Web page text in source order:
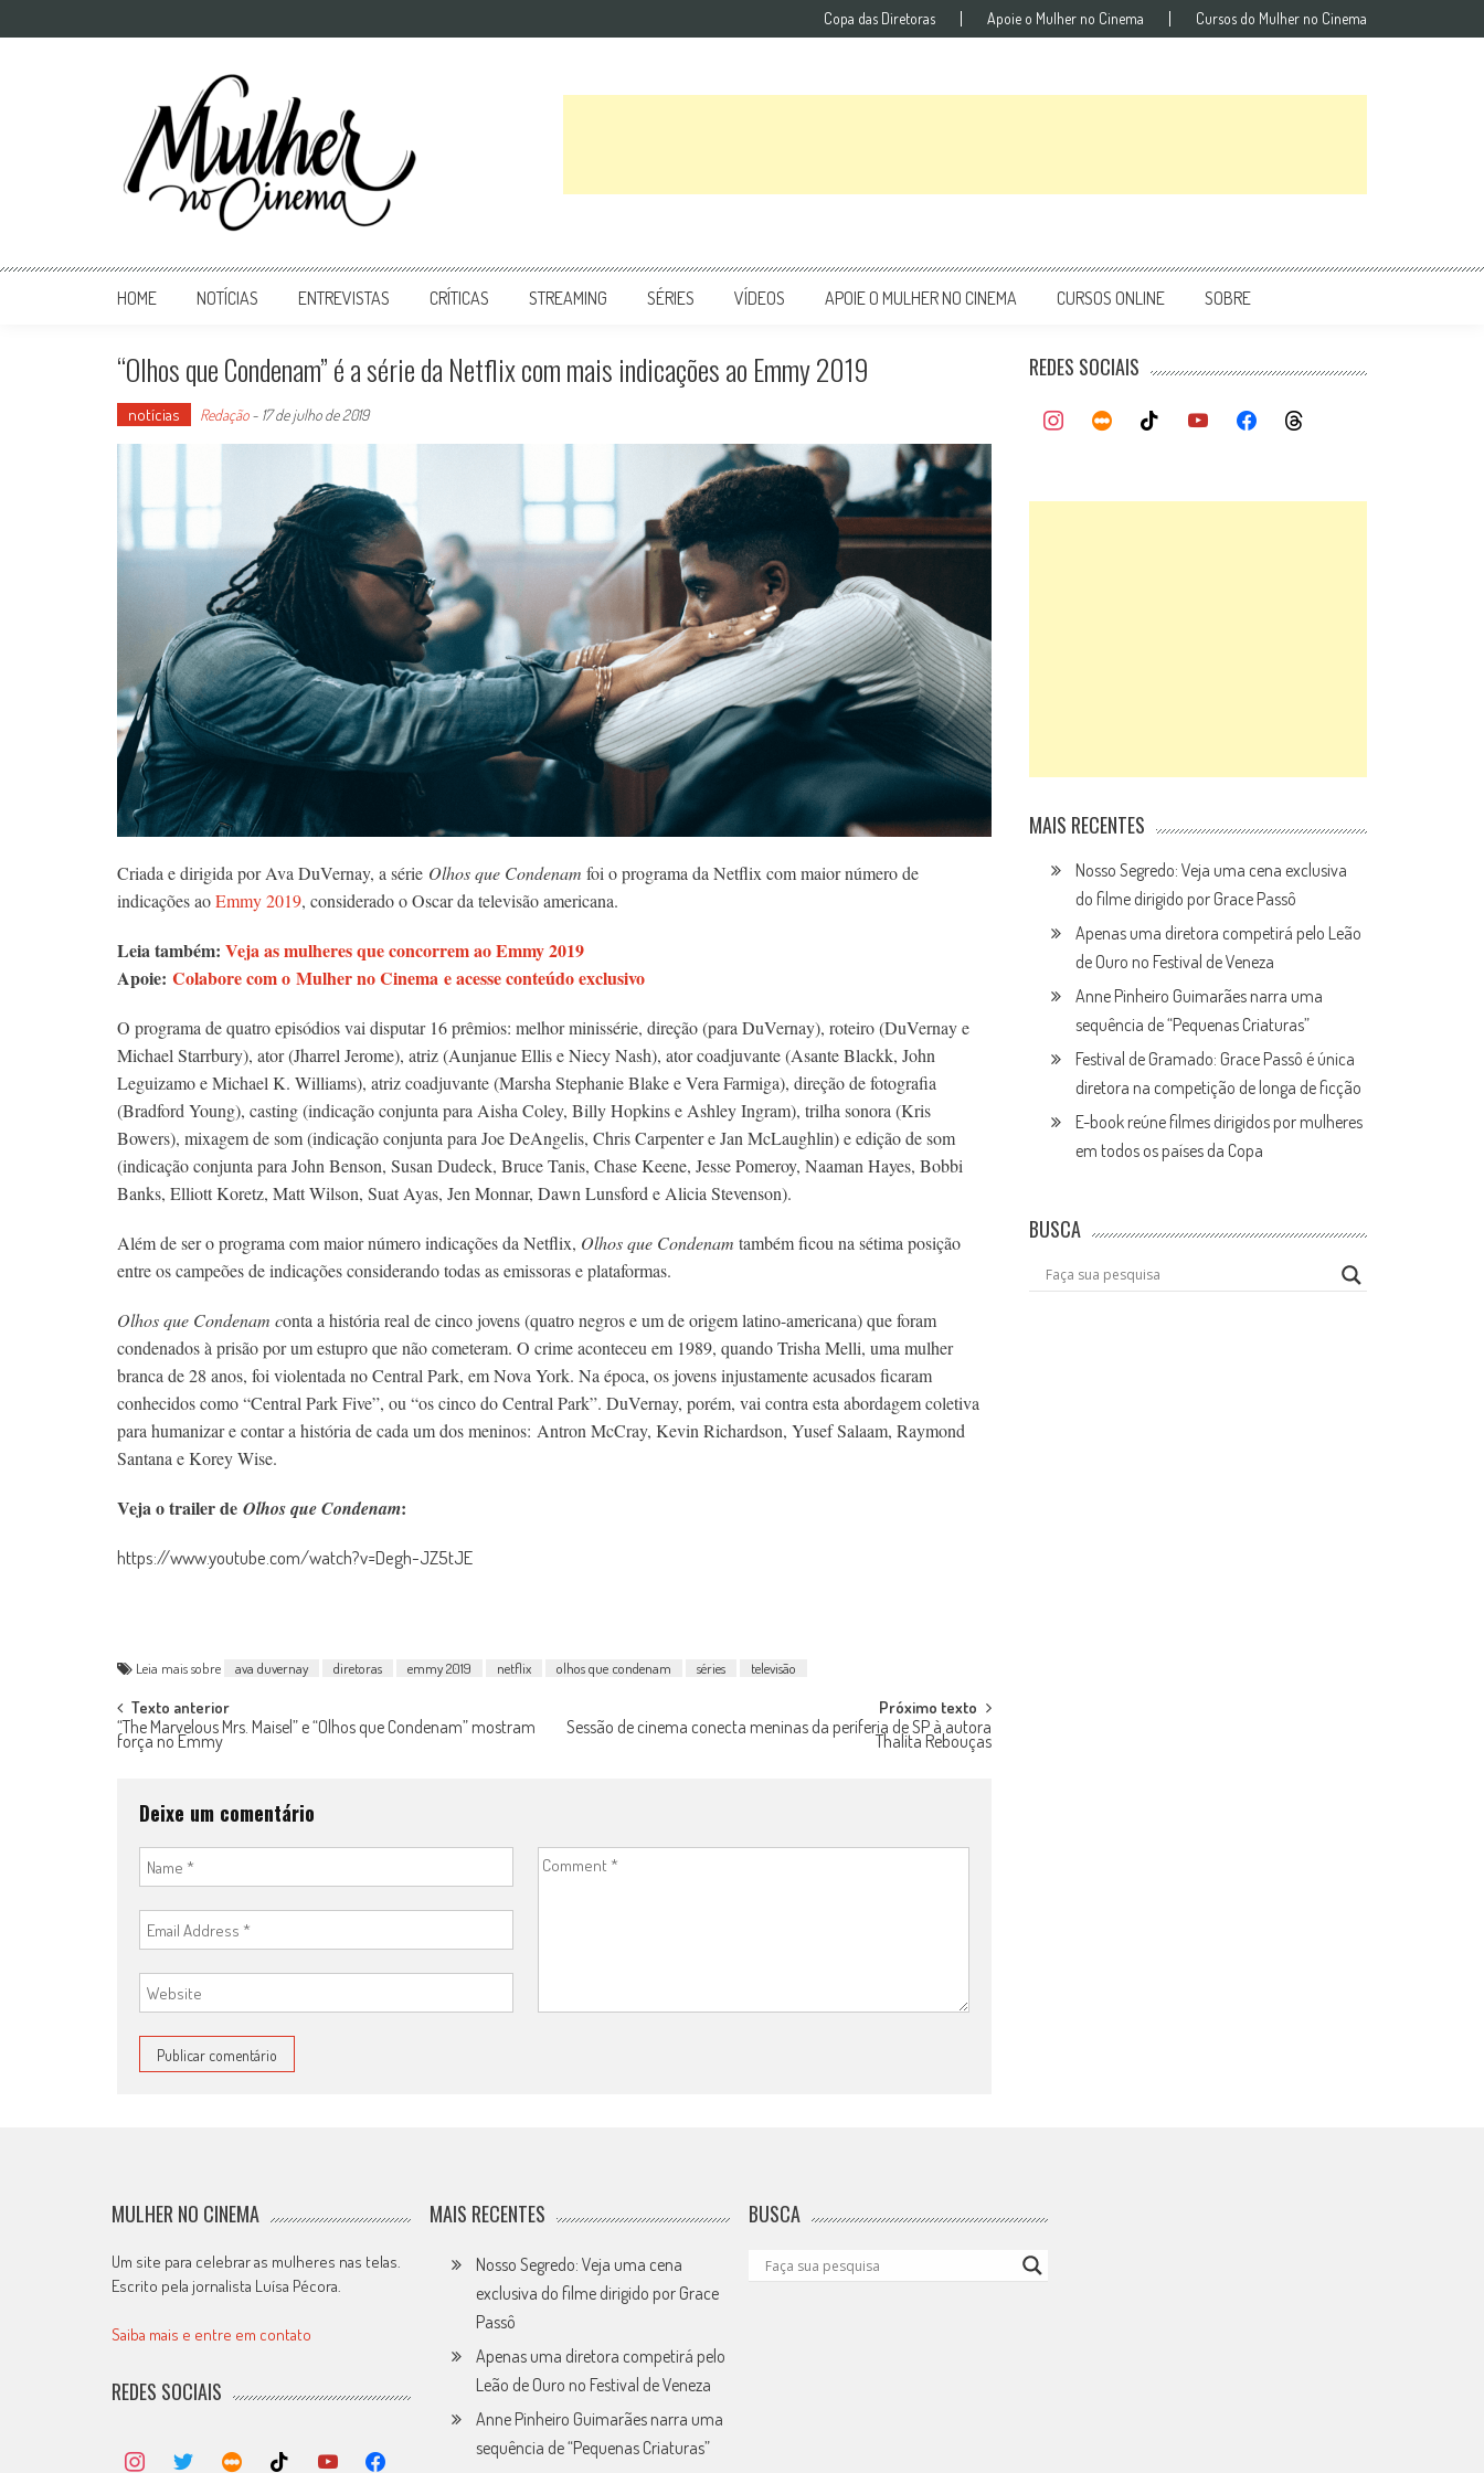
Copa das Diretoras Apoie o Mulher no Cinema Cursos do Mulher no Cinema
Mulher no Cinema
HOME NOTÍCIAS ENTREVISTAS CRÍTICAS STREAMING SÉRIES VÍDEOS APOIE O MULHER NO CINEMA CURSOS ONLINE SOBRE
“Olhos que Condenam” é a série da Netflix com mais indicações ao Emmy 2019
notícias Redação- 17 de julho de 2019
Criada e dirigida por Ava DuVernay, a série Olhos que Condenam foi o programa da Netflix com maior número de
indicações aoEmmy 2019, considerado o Oscar da televisão americana.
Leia também: Veja as mulheres que concorrem ao Emmy 2019
Apoie: Colabore com o Mulher no Cinema e acesse conteúdo exclusivo
O programa de quatro episódios vai disputar 16 prêmios: melhor minissérie, direção (para DuVernay), roteiro (DuVernay e
Michael Starrbury), ator (Jharrel Jerome), atriz (Aunjanue Ellis e Niecy Nash), ator coadjuvante (Asante Blackk, John
Leguizamo e Michael K. Williams), atriz coadjuvante (Marsha Stephanie Blake e Vera Farmiga), direção de fotografia
(Bradford Young), casting (indicação conjunta para Aisha Coley, Billy Hopkins e Ashley Ingram), trilha sonora (Kris
Bowers), mixagem de som (indicação conjunta para Joe DeAngelis, Chris Carpenter e Jan McLaughlin) e edição de som
(indicação conjunta para John Benson, Susan Dudeck, Bruce Tanis, Chase Keene, Jesse Pomeroy, Naaman Hayes, Bobbi
Banks, Elliott Koretz, Matt Wilson, Suat Ayas, Jen Monnar, Dawn Lunsford e Alicia Stevenson).
Além de ser o programa com maior número indicações da Netflix, Olhos que Condenam também ficou na sétima posição
entre os campeões de indicações considerando todas as emissoras e plataformas.
Olhos que Condenam conta a história real de cinco jovens (quatro negros e um de origem latino-americana) que foram
condenados à prisão por um estupro que não cometeram. O crime aconteceu em 1989, quando Trisha Melli, uma mulher
branca de 28 anos, foi violentada no Central Park, em Nova York. Na época, os jovens injustamente acusados ficaram
conhecidos como “Central Park Five”, ou “os cinco do Central Park”. DuVernay, porém, vai contra esta abordagem coletiva
para humanizar e contar a história de cada um dos meninos: Antron McCray, Kevin Richardson, Yusef Salaam, Raymond
Santana e Korey Wise.
Veja o trailer de Olhos que Condenam:
https://www.youtube.com/watch?v=Degh-JZ5tJE
Leia mais sobre ava duvernay diretoras emmy 2019 netflix olhos que condenam séries televisão
Post
navigation
Texto anterior
“The Marvelous Mrs. Maisel” e “Olhos que Condenam” mostram
força no Emmy
Próximo texto
Sessão de cinema conecta meninas da periferia de SP à autora
Thalita Rebouças
Deixe um comentário
REDES SOCIAIS
MAIS RECENTES
Nosso Segredo: Veja uma cena exclusiva
do filme dirigido por Grace Passô
Apenas uma diretora competirá pelo Leão
de Ouro no Festival de Veneza
Anne Pinheiro Guimarães narra uma
sequência de “Pequenas Criaturas”
Festival de Gramado: Grace Passô é única
diretora na competição de longa de ficção
E-book reúne filmes dirigidos por mulheres
em todos os países da Copa
BUSCA
MULHER NO CINEMA
Um site para celebrar as mulheres nas telas.
Escrito pela jornalista Luísa Pécora.
Saiba mais e entre em contato
REDES SOCIAIS
MAIS RECENTES
Nosso Segredo: Veja uma cena
exclusiva do filme dirigido por Grace
Passô
Apenas uma diretora competirá pelo
Leão de Ouro no Festival de Veneza
Anne Pinheiro Guimarães narra uma
sequência de “Pequenas Criaturas”
BUSCA